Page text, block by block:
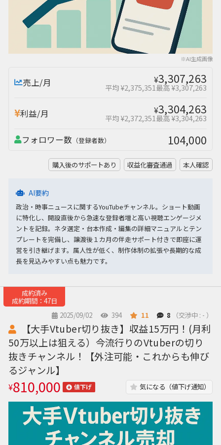
※AI生成画像
売上/月 ¥3,307,263
平均 ¥2,375,351最高 ¥3,307,263
利益/月 ¥3,304,263
平均 ¥2,372,351最高 ¥3,304,263
フォロワー数 （登録者数） 104,000
購入後のサポートあり 収益化審査通過 本人確認
AI要約
政治・時事ニュースに関するYouTubeチャンネル。ショート動画
に特化し、開設直後から急速な登録者増と高い視聴エンゲージメ
ントを記録。ネタ選定・台本作成・編集の詳細マニュアルとテン
プレートを完備し、譲渡後１カ月の伴走サポート付きで即座に運
営を引き継げます。属人性が低く、制作体制の拡張や長期的な成
長を見込みやすい点も魅力です。
成約済み
成約期間：47日
2025/09/02
394 11 8 （交渉中 : - ）
【大手Vtuber切り抜き】収益15万円！(月利
50万以上は狙える）今流行りのVtuberの切り
抜きチャンネル！【外注可能・これからも伸び
るジャンル】
¥810,000 値下げ 気になる（値下げ通知）